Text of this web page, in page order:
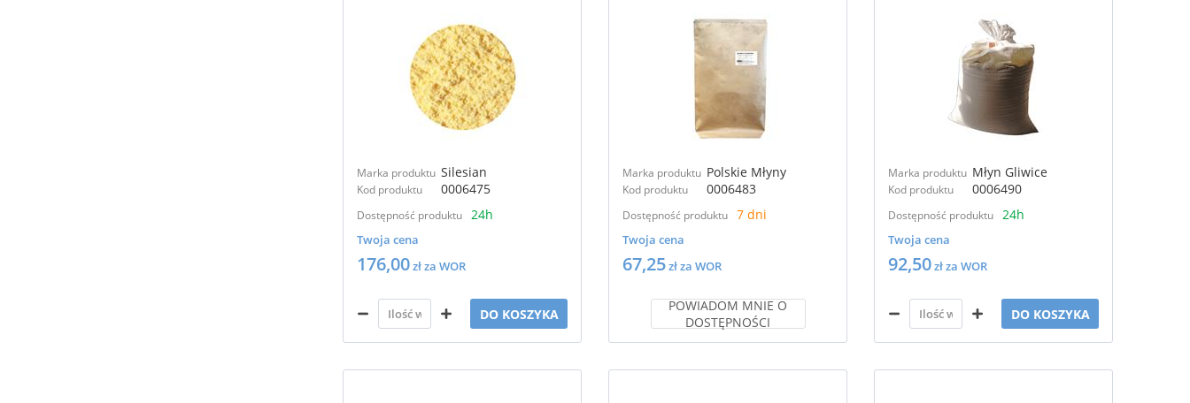
Marka produktu Silesian
Kod produktu 0006475
Dostępność produktu 24h
Twoja cena
176,00zł za WOR
DO KOSZYKA
Marka produktu Polskie Młyny
Kod produktu 0006483
Dostępność produktu 7 dni
Twoja cena
67,25zł za WOR
POWIADOM MNIE O
DOSTĘPNOŚCI
Marka produktu Młyn Gliwice
Kod produktu 0006490
Dostępność produktu 24h
Twoja cena
92,50zł za WOR
DO KOSZYKA